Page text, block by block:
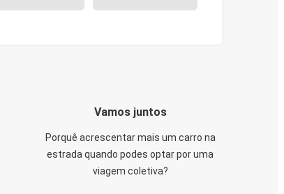
Vamos juntos
Porquê acrescentar mais um carro na
estrada quando podes optar por uma
viagem coletiva?